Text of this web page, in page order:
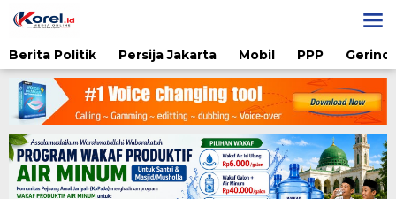
ke
Berita Politik
Persija Jakarta Mobil PPP